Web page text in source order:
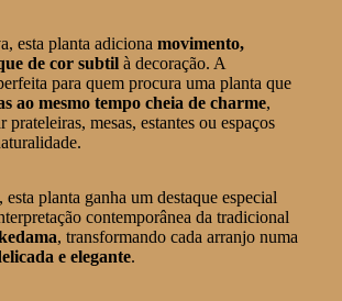
esta planta adiciona movimento,
de cor subtil à decoração. A
para quem procura uma planta que
ao mesmo tempo cheia de charme,
prateleiras, mesas, estantes ou espaços
, esta planta ganha um destaque especial
contemporânea da tradicional
, transformando cada arranjo numa
e elegante.